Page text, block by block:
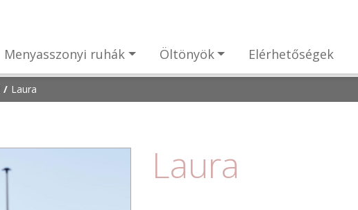
Menyasszonyi ruhák Öltönyök Elérhetőségek
Laura
Laura